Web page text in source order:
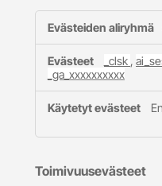
Suorituskykyevästeet
_clsk ,
_ga_xxxxxxxxxx
Toimivuusevästeet